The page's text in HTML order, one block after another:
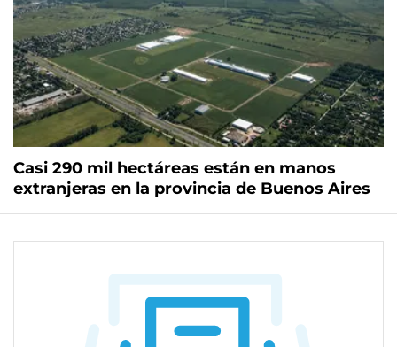
Casi 290 mil hectáreas están en manos
extranjeras en la provincia de Buenos Aires